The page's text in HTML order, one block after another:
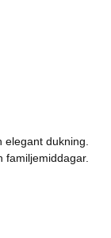
elegant dukning.
familjemiddagar.